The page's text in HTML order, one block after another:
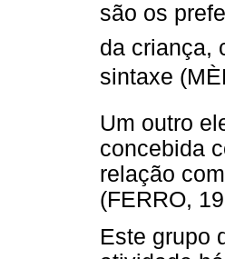
são os
da criança,
sintaxe
Um outro
concebida
relação
(FERRO,
Este grupo